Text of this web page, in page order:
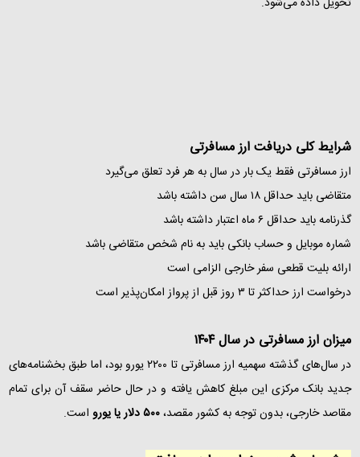
شرایط کلی دریافت ارز مسافرتی
ارز مسافرتی فقط یک بار در سال به هر فرد تعلق می‌گیرد
متقاضی باید حداقل ۱۸ سال سن داشته باشد
گذرنامه باید حداقل ۶ ماه اعتبار داشته باشد
شماره موبایل و حساب بانکی باید به نام شخص متقاضی باشد
ارائه بلیت قطعی سفر خارجی الزامی است
درخواست ارز حداکثر تا ۳ روز قبل از پرواز امکان‌پذیر است
میزان ارز مسافرتی در سال ۱۴۰۴
در سال‌های گذشته سهمیه ارز مسافرتی تا ۲۲۰۰ یورو بود، اما طبق بخشنامه‌های
جدید بانک مرکزی این مبلغ کاهش یافته و در حال حاضر سقف آن برای تمام
مقاصد خارجی، بدون توجه به کشور مقصد،۵۰۰ دلار یا یورو است.